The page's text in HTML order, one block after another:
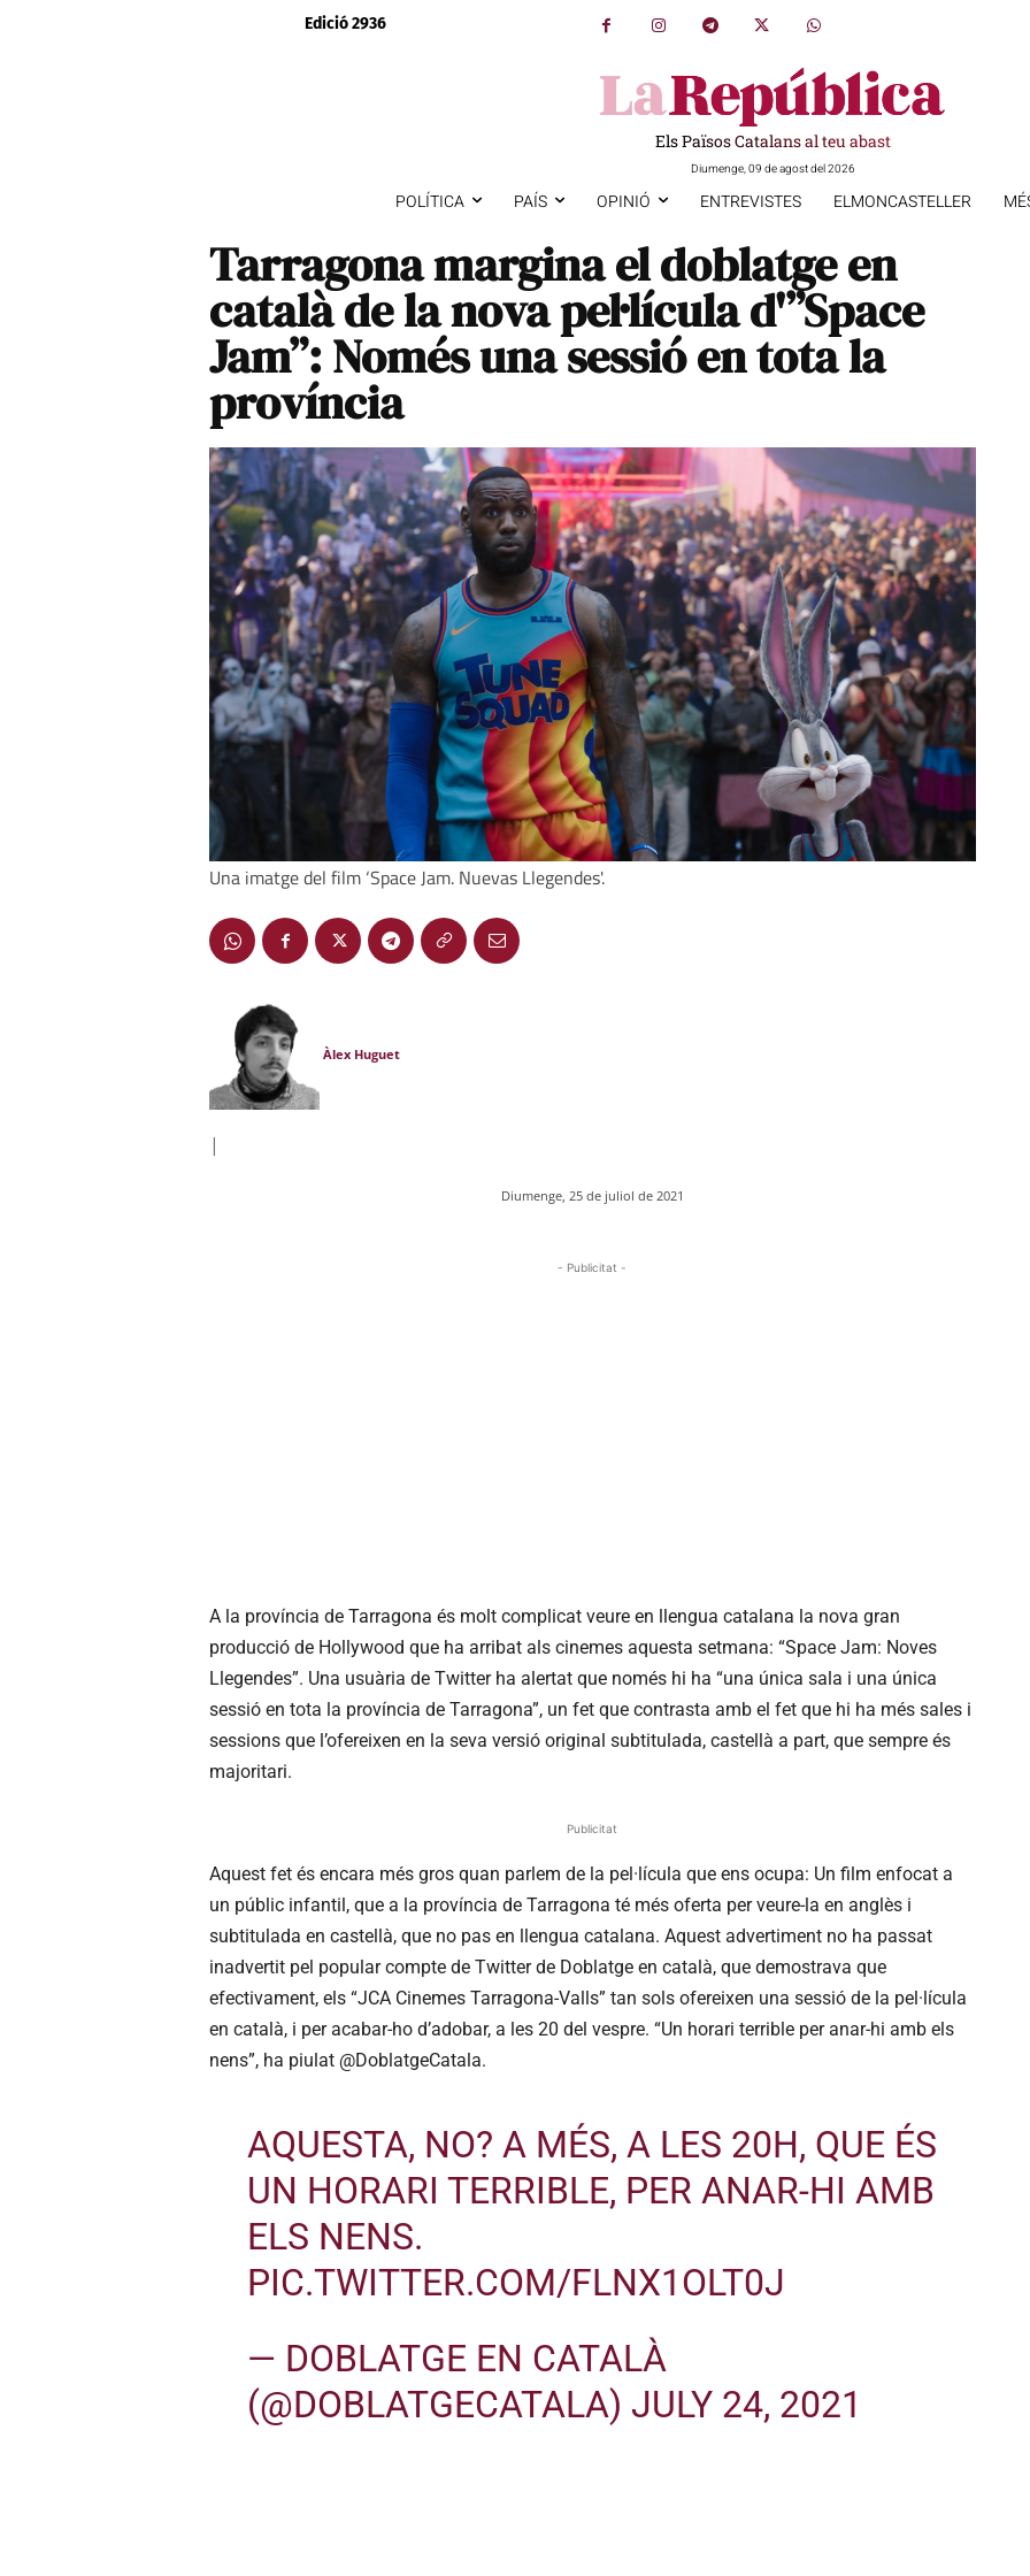
Edició 2936
Els Països Catalans al teu abast
Diumenge, 09 de agost del 2026
POLÍTICA PAÍS OPINIÓ ENTREVISTES ELMONCASTELLER
Tarragona margina el doblatge en
català de la nova pel·lícula d'”Space
Jam”: Només una sessió en tota la
província
Una imatge del film ‘Space Jam. Nuevas Llegendes'.
Àlex Huguet
|
Diumenge, 25 de juliol de 2021
- Publicitat -
A la província de Tarragona és molt complicat veure en llengua catalana la nova gran
producció de Hollywood que ha arribat als cinemes aquesta setmana: “Space Jam: Noves
Llegendes”. Una usuària de Twitter ha alertat que només hi ha “una única sala i una única
sessió en tota la província de Tarragona”, un fet que contrasta amb el fet que hi ha més sales i
sessions que l’ofereixen en la seva versió original subtitulada, castellà a part, que sempre és
majoritari.
Publicitat
Aquest fet és encara més gros quan parlem de la pel·lícula que ens ocupa: Un film enfocat a
un públic infantil, que a la província de Tarragona té més oferta per veure-la en anglès i
subtitulada en castellà, que no pas en llengua catalana. Aquest advertiment no ha passat
inadvertit pel popular compte de Twitter de Doblatge en català, que demostrava que
efectivament, els “JCA Cinemes Tarragona-Valls” tan sols ofereixen una sessió de la pel·lícula
en català, i per acabar-ho d’adobar, a les 20 del vespre. “Un horari terrible per anar-hi amb els
nens”, ha piulat @DoblatgeCatala.
AQUESTA, NO? A MÉS, A LES 20H, QUE ÉS
UN HORARI TERRIBLE, PER ANAR-HI AMB
ELS NENS.
PIC.TWITTER.COM/FLNX1OLT0J
— DOBLATGE EN CATALÀ
(@DOBLATGECATALA)JULY 24, 2021